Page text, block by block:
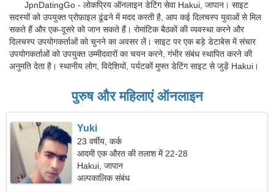
JpnDatingGo - लोकप्रिय ऑनलाइन डेटिंग सेवा Hakui, जापान। साइट
सदस्यों को उपयुक्त प्रोफ़ाइल ढूंढने में मदद करती है, आप कई दिलचस्प युवाओं से मिल
सकते हैं और एक-दूसरे को जान सकते हैं। रोमांटिक बैठकों की व्यवस्था करने और
दिलचस्प उपयोगकर्ताओं को चुनने का अवसर लें। साइट पर एक बड़े डेटाबेस में संचार
उपयोगकर्ताओं को उपयुक्त उम्मीदवारों का चयन करने, गंभीर संबंध स्थापित करने की
अनुमति देता है। स्थानीय लोग, विदेशियों, पर्यटकों मुफ्त डेटिंग साइट से जुड़ें Hakui।
पुरुष और महिलाएं ऑनलाइन
Yuki
23 वर्षीय, कर्क
आदमी एक औरत की तलाश में 22-28
Hakui, जापान
अल्पकालिक संबंध